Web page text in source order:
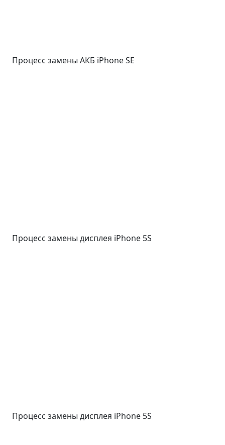
Процесс замены АКБ iPhone SE
Процесс замены дисплея iPhone 5S
Процесс замены дисплея iPhone 5S